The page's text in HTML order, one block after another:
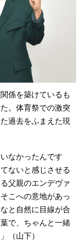
係を築けているも
。体育祭での激突
過去をふまえた現
なかったんです
ないと感じさせる
父親のエンデヴァ
こへの意地があっ
と自然に目線が合
で、ちゃんと一緒
（山下）